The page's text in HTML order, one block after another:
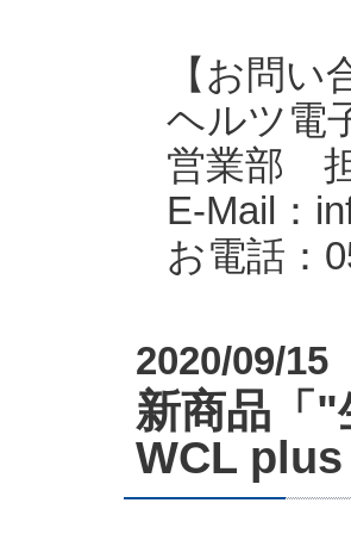
【お問い
ヘルツ電
営業部
E-Mail：
お電話：
2020/09/15
新商品「
WCL plus